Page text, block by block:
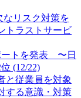
リスク対策を
トラストサービ
ートを発表 〜日
(12/22)
と従業員を対象
する意識・対策